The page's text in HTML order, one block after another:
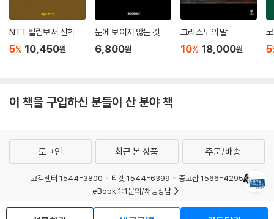
NTT 빌립보서 신학
5% 10,450원
눈에 보이지 않는 것.
6,800원
그리스도의 말
10% 18,000원 5
이 책을 구입하신 분들이 산 분야 책
로그인 최근 본 상품 주문/배송
고객센터 1544-3800 티켓 1544-6399
중고샵 1566-4295
eBook 1:1문의/채팅상담
예스이십사(주) 사업자 정보